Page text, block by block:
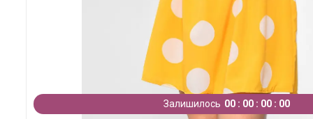
Залишилось 00 00 00 00